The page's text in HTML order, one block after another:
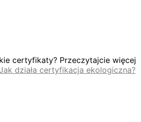
certyfikaty? Przeczytajcie więcej
działa certyfikacja ekologiczna?